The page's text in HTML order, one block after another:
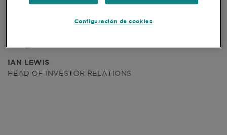
IAN LEWIS
HEAD OF INVESTOR RELATIONS
Configuración de cookies